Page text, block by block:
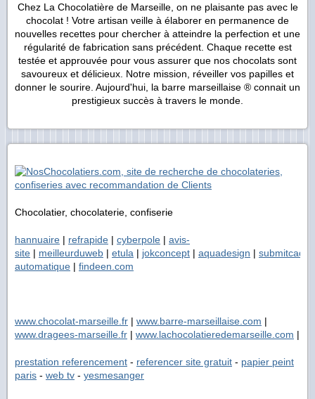
Chez La Chocolatière de Marseille, on ne plaisante pas avec le
chocolat ! Votre artisan veille à élaborer en permanence de
nouvelles recettes pour chercher à atteindre la perfection et une
régularité de fabrication sans précédent. Chaque recette est
testée et approuvée pour vous assurer que nos chocolats sont
savoureux et délicieux. Notre mission, réveiller vos papilles et
donner le sourire. Aujourd'hui, la barre marseillaise ® connait un
prestigieux succès à travers le monde.
Chocolatier, chocolaterie, confiserie
hannuaire | refrapide | cyberpole | avis-
site | meilleurduweb | etula | jokconcept | aquadesign | submitcad
automatique | findeen.com
www.chocolat-marseille.fr | www.barre-marseillaise.com |
www.dragees-marseille.fr | www.lachocolatieredemarseille.com |
prestation referencement - referencer site gratuit - papier peint
paris - web tv - yesmesanger